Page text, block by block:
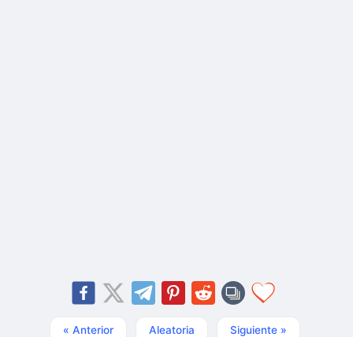
« Anterior Aleatoria Siguiente »